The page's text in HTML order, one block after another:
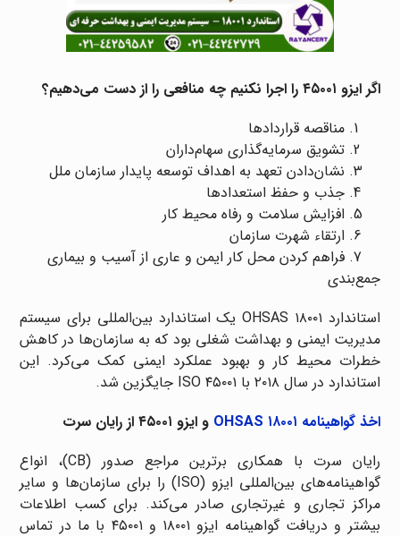
اگر ایزو ۴۵۰۰۱ را اجرا نکنیم چه منافعی را از دست می‌دهیم؟
مناقصه قراردادها
تشویق سرمایه‌گذاری سهام‌داران
نشان‌دادن تعهد به اهداف توسعه پایدار سازمان ملل
جذب و حفظ استعدادها
افزایش سلامت و رفاه محیط کار
ارتقاء شهرت سازمان
فراهم کردن محل کار ایمن و عاری از آسیب و بیماری
جمع‌بندی
استاندارد OHSAS ۱۸۰۰۱ یک استاندارد بین‌المللی برای سیستم
مدیریت ایمنی و بهداشت شغلی بود که به سازمان‌ها در کاهش
خطرات محیط کار و بهبود عملکرد ایمنی کمک می‌کرد. این
استاندارد در سال ۲۰۱۸ با ISO ۴۵۰۰۱ جایگزین شد.
اخذ گواهینامه OHSAS ۱۸۰۰۱
و ایزو ۴۵۰۰۱ از رایان سرت
رایان سرت با همکاری برترین مراجع صدور (CB)، انواع
گواهینامه‌های بین‌المللی ایزو (ISO) را برای سازمان‌ها و سایر
مراکز تجاری و غیرتجاری صادر می‌کند. برای کسب اطلاعات
بیشتر و دریافت گواهینامه ایزو ۱۸۰۰۱ و ۴۵۰۰۱ با ما در تماس